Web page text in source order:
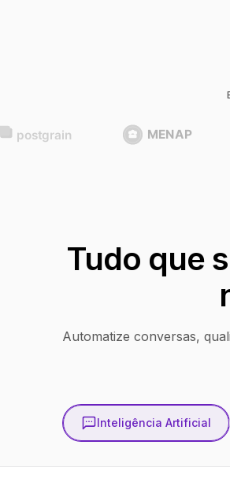
Tudo que
Automatize conversas,
Inteligência Artificial